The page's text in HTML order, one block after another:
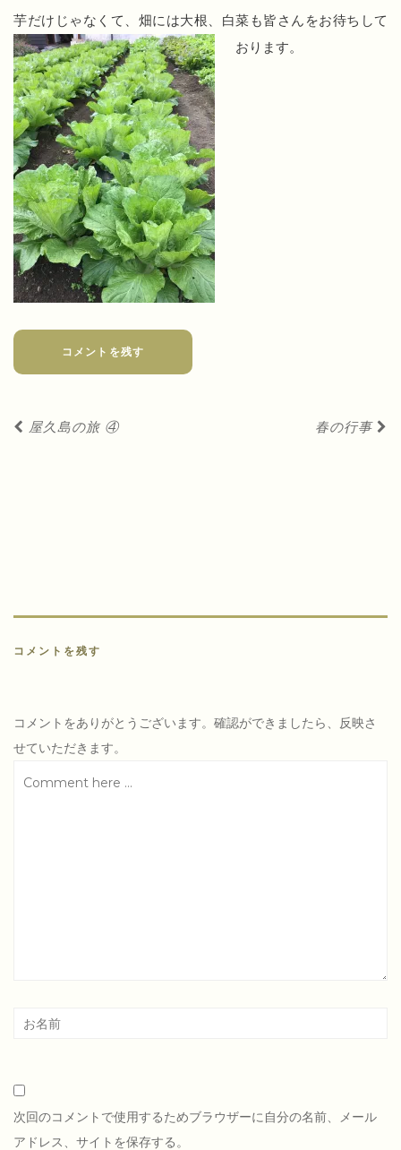
芋だけじゃなくて、畑には大根、白菜も皆さんをお待ちして
おります。
コメントを残す
投
ョ
ン
屋久島の旅 ④ 春の行事
コメントを残す
コメントをありがとうございます。確認ができましたら、反映さ
せていただきます。
次回のコメントで使用するためブラウザーに自分の名前、メール
アドレス、サイトを保存する。